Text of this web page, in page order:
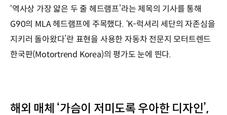
‘역사상 가장 얇은 두 줄 헤드램프’라는 제목의 기사를 통해
G90의 MLA 헤드램프에 주목했다. ‘K-럭셔리 세단의 자존심을
지키러 돌아왔다’란 표현을 사용한 자동차 전문지 모터트렌드
한국판(Motortrend Korea)의 평가도 눈에 띈다.
해외 매체 ‘가슴이 저미도록 우아한 디자인’,